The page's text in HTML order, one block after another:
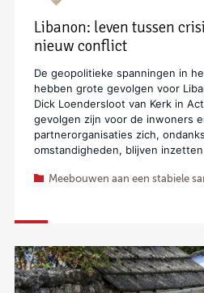
Libanon: leven tussen
nieuw conflict
De geopolitieke spanningen in
hebben grote gevolgen voor
Dick Loendersloot van Kerk in
gevolgen zijn voor de inwoners
partnerorganisaties zich,
omstandigheden, blijven
Meebouwen aan een stabiele